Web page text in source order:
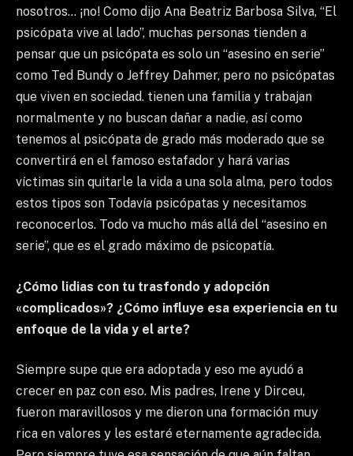
nosotros… ¡no! Como dijo Ana Beatriz Barbosa Silva, “El
psicópata vive al lado”, muchas personas tienden a
pensar que un psicópata es solo un “asesino en serie”
como Ted Bundy o Jeffrey Dahmer, pero no psicópatas
que viven en sociedad. tienen una familia y trabajan
normalmente y no buscan dañar a nadie, así como
tenemos al psicópata de grado más moderado que se
convertirá en el famoso estafador y hará varias
víctimas sin quitarle la vida a una sola alma, pero todos
estos tipos son Todavía psicópatas y necesitamos
reconocerlos. Todo va mucho más allá del “asesino en
serie”, que es el grado máximo de psicopatía.
¿Cómo lidias con tu trasfondo y adopción
«complicados»? ¿Cómo influye esa experiencia en tu
enfoque de la vida y el arte?
Siempre supe que era adoptada y eso me ayudó a
crecer en paz con eso. Mis padres, Irene y Dirceu,
fueron maravillosos y me dieron una formación muy
rica en valores y les estaré eternamente agradecida.